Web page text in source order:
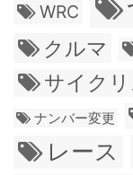
WRC
クルマ
サイクリ
ナンバー変更
レース